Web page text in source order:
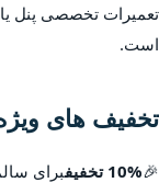
تعمیرات تخصصی پنل یا
است.
تخفیف های
🎉10% تخفیف
برای